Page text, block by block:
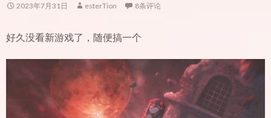
2023年7月31日 esterTion 8条评论
好久没看新游戏了，随便搞一个